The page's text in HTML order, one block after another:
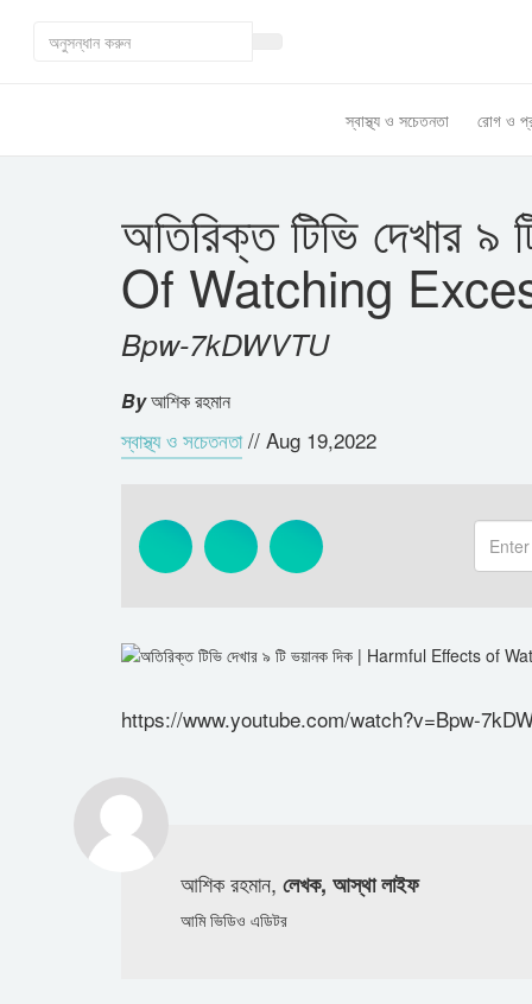
স্বাস্থ্য ও সচেতনতা রোগ ও
অতিরিক্ত টিভি
Of Watching
Bpw-7kDWVTU
Byআশিক রহমান
স্বাস্থ্য ও সচেতনতা // Aug 19,2022
https://www.youtube.com/watch?v=Bpw-
আশিক রহমান, লেখক, আস্থা লাইফ
আমি ভিডিও এডিটর